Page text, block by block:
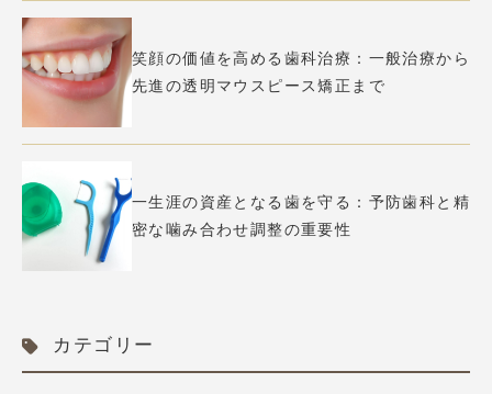
笑顔の価値を高める歯科治療：一般治療から
先進の透明マウスピース矯正まで
一生涯の資産となる歯を守る：予防歯科と精
密な噛み合わせ調整の重要性
カテゴリー